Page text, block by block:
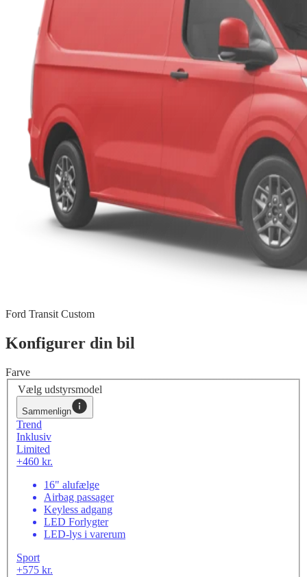
Ford Transit Custom
Konfigurer din bil
Farve
Vælg udstyrsmodel
Sammenlign
Trend
Inklusiv
Limited
+460 kr.
16" alufælge
Airbag passager
Keyless adgang
LED Forlygter
LED-lys i varerum
Sport
+575 kr.